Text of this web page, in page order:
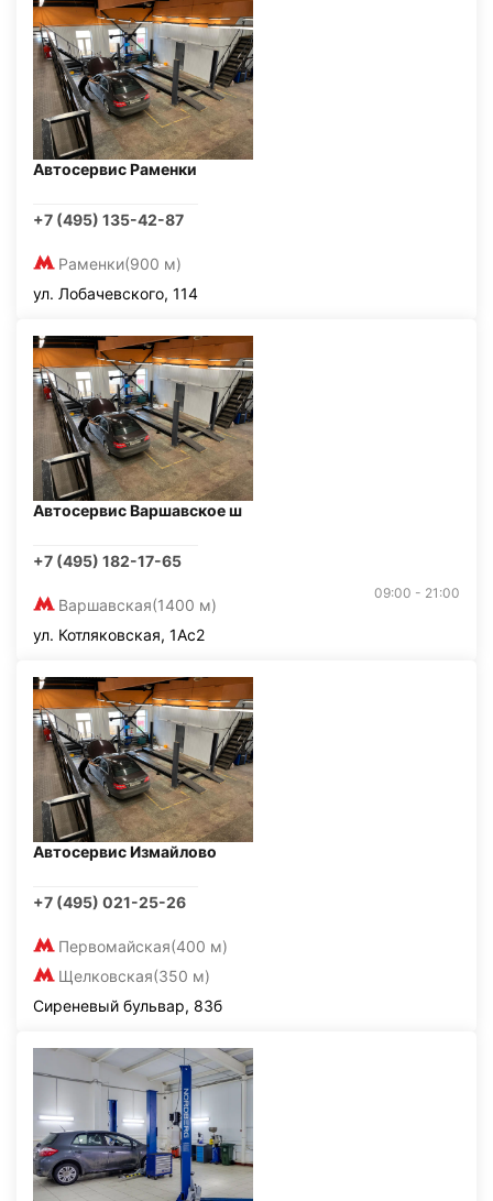
Автосервис Раменки
+7 (495) 135-42-87
Раменки(900 м)
ул. Лобачевского, 114
Автосервис Варшавское ш
+7 (495) 182-17-65
Варшавская(1400 м)
09:00 - 21:00
ул. Котляковская, 1Ас2
Автосервис Измайлово
+7 (495) 021-25-26
Первомайская(400 м)
Щелковская(350 м)
Сиреневый бульвар, 83б